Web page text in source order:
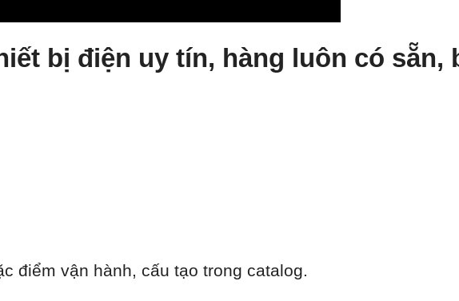
bị điện uy tín, hàng luôn có sẵn,
điểm vận hành, cấu tạo trong catalog.